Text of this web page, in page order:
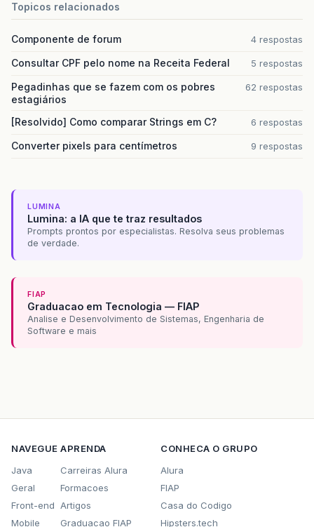
Topicos relacionados
Componente de forum 4 respostas
Consultar CPF pelo nome na Receita Federal 5 respostas
Pegadinhas que se fazem com os pobres
estagiários
62 respostas
[Resolvido] Como comparar Strings em C? 6 respostas
Converter pixels para centímetros 9 respostas
LUMINA
Lumina: a IA que te traz resultados
Prompts prontos por especialistas. Resolva seus problemas
de verdade.
FIAP
Graduacao em Tecnologia — FIAP
Analise e Desenvolvimento de Sistemas, Engenharia de
Software e mais
NAVEGUE
Java
Geral
Front-end
Mobile
APRENDA
Carreiras Alura
Formacoes
Artigos
Graduacao FIAP
CONHECA O GRUPO
Alura
FIAP
Casa do Codigo
Hipsters.tech